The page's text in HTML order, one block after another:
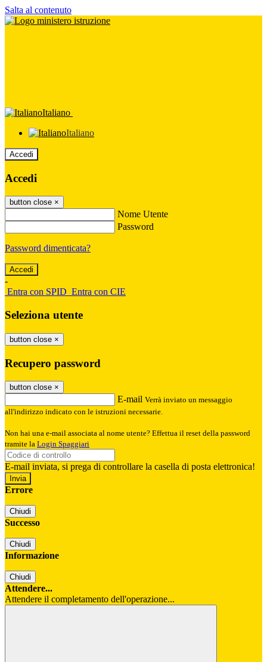
Salta al contenuto
Italiano
Italiano
Accedi
Accedi
button close ×
Nome Utente
Password
Password dimenticata?
-
Entra con SPID Entra con CIE
Seleziona utente
button close ×
Recupero password
button close ×
E-mail Verrà inviato un messaggio
all'indirizzo indicato con le istruzioni necessarie.
Non hai una e-mail associata al nome utente? Effettua il reset della password
tramite la Login Spaggiari
E-mail inviata, si prega di controllare la casella di posta elettronica!
Errore
Chiudi
Successo
Chiudi
Informazione
Chiudi
Attendere...
Attendere il completamento dell'operazione...